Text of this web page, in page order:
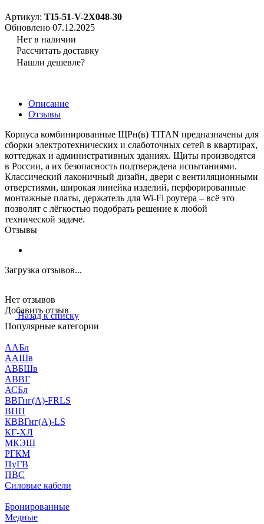
Артикул: TI5-51-V-2X048-30
Обновлено 07.12.2025
Нет в наличии
Рассчитать доставку
Нашли дешевле?
Описание
Отзывы
Корпуса комбинированные ЩРн(в) TITAN предназначены для
сборки электротехнических и слаботочных сетей в квартирах,
коттеджах и административных зданиях. Щиты производятся
в России, а их безопасность подтверждена испытаниями.
Классический лаконичный дизайн, двери с вентиляционными
отверстиями, широкая линейка изделий, перфорированные
монтажные платы, держатель для Wi-Fi роутера – всё это
позволят с лёгкостью подобрать решение к любой
технической задаче.
Отзывы
Загрузка отзывов...
Нет отзывов
Добавить отзыв
Назад к списку
Популярные категории
ААБл
ААШв
АВБШв
АВВГ
АСБл
ВВГнг(А)-FRLS
ВПП
КВВГнг(А)-LS
КГ-ХЛ
МКЭШ
РГКМ
ПуГВ
ПВС
Силовые кабели
Бронированные
Медные